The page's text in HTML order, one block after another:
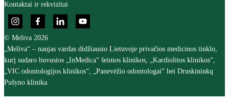
Kontaktai ir rekvizitai
© Meliva 2026
„Meliva“ – naujas vardas didžiausio Lietuvoje privačios medicinos tinklo,
kurį sudaro buvusios „InMedica“ šeimos klinikos, „Kardiolitos klinikos“,
„VIC odontologijos klinikos“, „Panevėžio odontologai“ bei Druskininkų
Pušyno klinika.